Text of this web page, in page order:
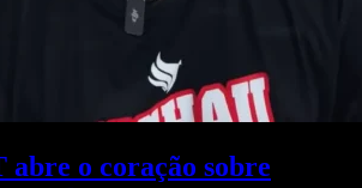
abre o coração sobre